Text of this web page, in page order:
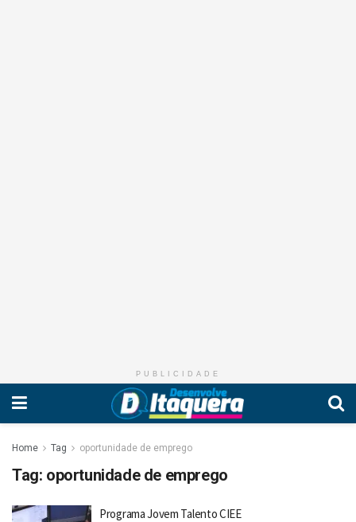
PUBLICIDADE
Home Tag oportunidade de emprego
Tag: oportunidade de emprego
Programa Jovem Talento CIEE